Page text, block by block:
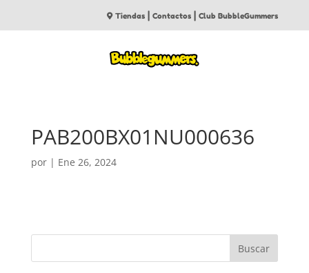
Tiendas |Contactos |Club BubbleGummers
PAB200BX01NU000636
por | Ene 26, 2024